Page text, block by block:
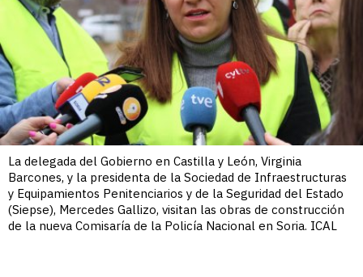
La delegada del Gobierno en Castilla y León, Virginia
Barcones, y la presidenta de la Sociedad de Infraestructuras
y Equipamientos Penitenciarios y de la Seguridad del Estado
(Siepse), Mercedes Gallizo, visitan las obras de construcción
de la nueva Comisaría de la Policía Nacional en Soria. ICAL